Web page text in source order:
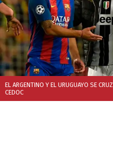
EL ARGENTINO Y EL URUGUAYO SE
CEDOC